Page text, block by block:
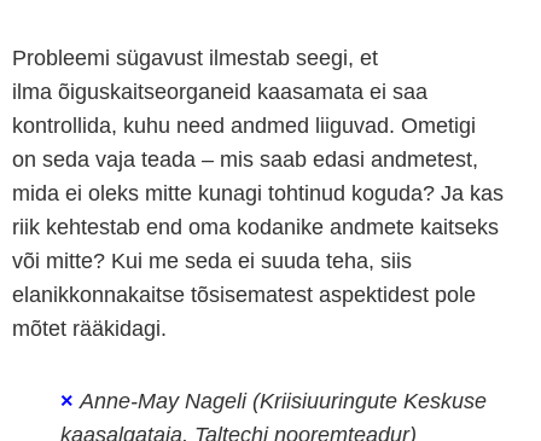
Probleemi sügavust ilmestab seegi, et
ilma õiguskaitseorganeid kaasamata ei saa
kontrollida, kuhu need andmed liiguvad. Ometigi
on seda vaja teada – mis saab edasi andmetest,
mida ei oleks mitte kunagi tohtinud koguda? Ja kas
riik kehtestab end oma kodanike andmete kaitseks
või mitte? Kui me seda ei suuda teha, siis
elanikkonnakaitse tõsisematest aspektidest pole
mõtet rääkidagi.
× Anne-May Nageli (Kriisiuuringute Keskuse
kaasalgataja, Taltechi nooremteadur)